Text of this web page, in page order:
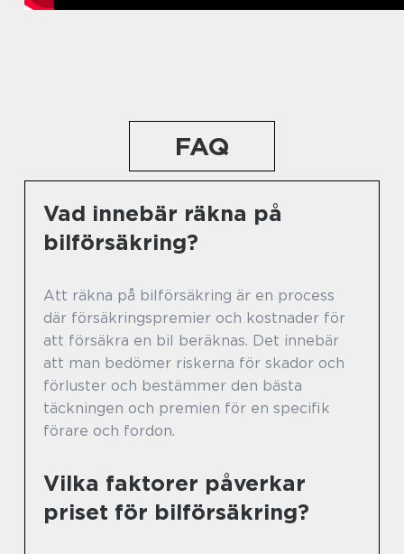
FAQ
Vad innebär räkna på
bilförsäkring?
Att räkna på bilförsäkring är en process
där försäkringspremier och kostnader för
att försäkra en bil beräknas. Det innebär
att man bedömer riskerna för skador och
förluster och bestämmer den bästa
täckningen och premien för en specifik
förare och fordon.
Vilka faktorer påverkar
priset för bilförsäkring?